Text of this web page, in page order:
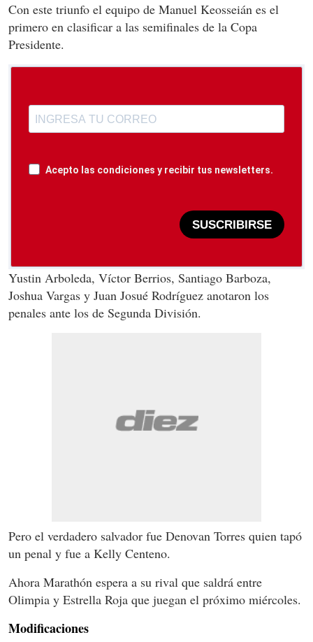
Con este triunfo el equipo de Manuel Keosseián es el
primero en clasificar a las semifinales de la Copa
Presidente.
Acepto las condiciones y recibir tus newsletters.
SUSCRIBIRSE
Yustin Arboleda, Víctor Berrios, Santiago Barboza,
Joshua Vargas y Juan Josué Rodríguez anotaron los
penales ante los de Segunda División.
Pero el verdadero salvador fue Denovan Torres quien tapó
un penal y fue a Kelly Centeno.
Ahora Marathón espera a su rival que saldrá entre
Olimpia y Estrella Roja que juegan el próximo miércoles.
Modificaciones